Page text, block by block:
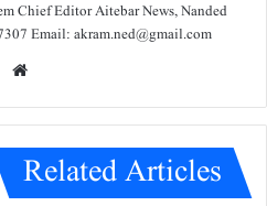
Chief Editor Aitebar News, Nanded
Email: akram.ned@gmail.com
Related Articles